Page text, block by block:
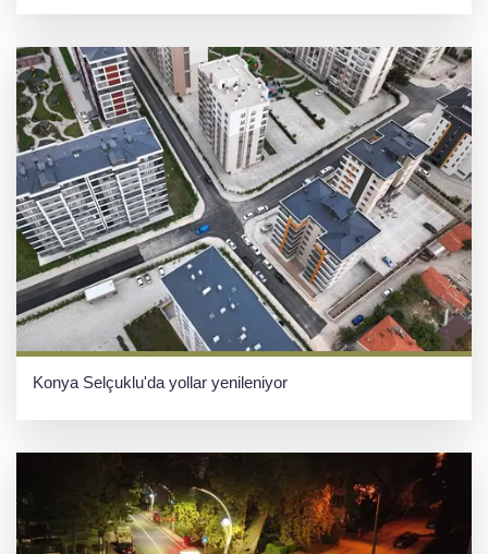
Konya Selçuklu'da yollar yenileniyor